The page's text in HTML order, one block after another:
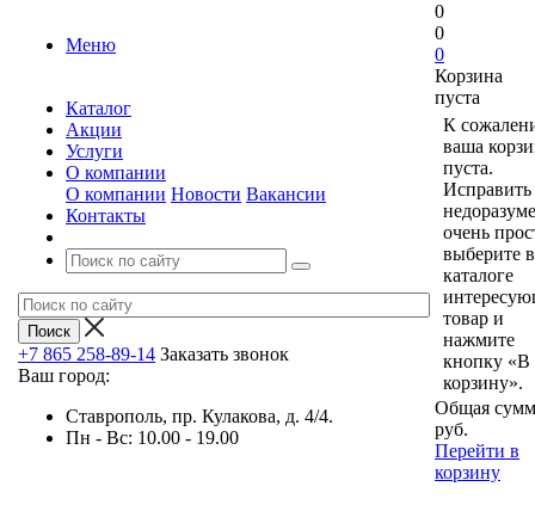
Меню
Каталог
Акции
Услуги
О компании
О компании Новости Вакансии
Контакты
+7 865 258-89-14 Заказать звонок
Ваш город:
Ставрополь, пр. Кулакова, д. 4/4.
Пн - Вс: 10.00 - 19.00
0
0
0
Корзина
пуста
К
ваша
пуста.
Исправить
очень
выберите в
каталоге
товар и
нажмите
кнопку «В
корзину».
Общая
руб.
Перейти в
корзину